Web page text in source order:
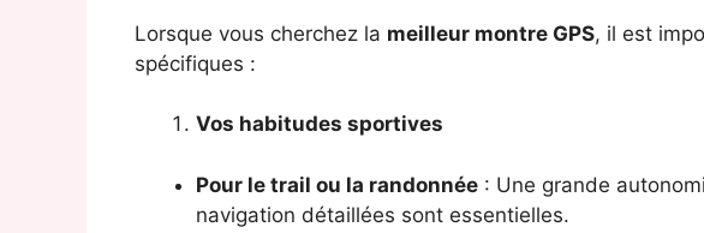
Lorsque vous cherchez la meilleur montre GPS, il est
spécifiques :
Vos habitudes sportives
Pour le trail ou la randonnée : Une grande
navigation détaillées sont essentielles.